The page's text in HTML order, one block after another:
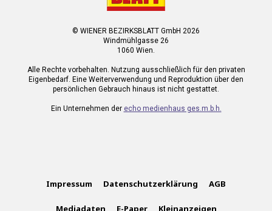
© WIENER BEZIRKSBLATT GmbH 2026
Windmühlgasse 26
1060 Wien.
Alle Rechte vorbehalten. Nutzung ausschließlich für den privaten
Eigenbedarf. Eine Weiterverwendung und Reproduktion über den
persönlichen Gebrauch hinaus ist nicht gestattet.
Ein Unternehmen der echo medienhaus ges.m.b.h.
Impressum Datenschutzerklärung AGB
Mediadaten E-Paper Kleinanzeigen